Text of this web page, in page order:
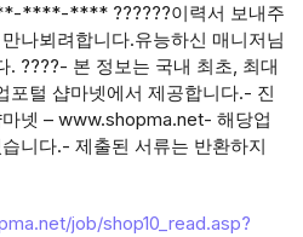
****-**** ??????이력서 보내주
나뵈려합니다.유능하신 매니저님
. ????- 본 정보는 국내 최초, 최대
포털 샵마넷에서 제공합니다.- 진
넷 – www.shopma.net- 해당업
니다.- 제출된 서류는 반환하지
job/shop10_read.asp?